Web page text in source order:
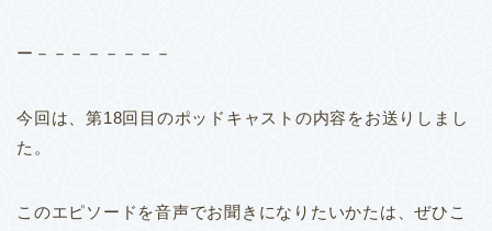
ー－－－－－－－－
今回は、第18回目のポッドキャストの内容をお送りしまし
た。
このエピソードを音声でお聞きになりたいかたは、ぜひこ